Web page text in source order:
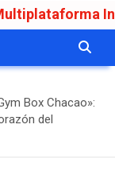
Box Chacao»:
del